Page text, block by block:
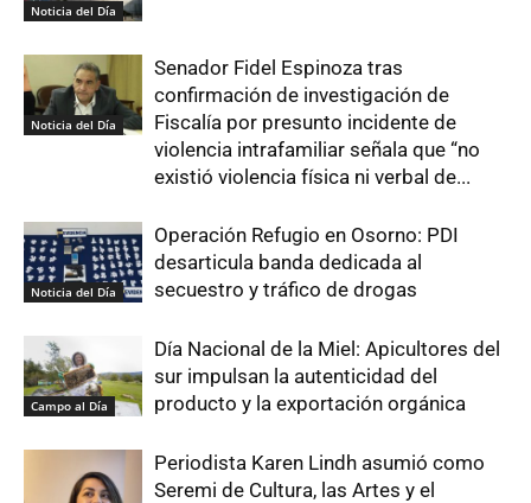
Noticia del Día
Noticia del Día
Senador Fidel Espinoza tras
confirmación de investigación de
Fiscalía por presunto incidente de
violencia intrafamiliar señala que “no
existió violencia física ni verbal de...
Noticia del Día
Operación Refugio en Osorno: PDI
desarticula banda dedicada al
secuestro y tráfico de drogas
Campo al Día
Día Nacional de la Miel: Apicultores del
sur impulsan la autenticidad del
producto y la exportación orgánica
Periodista Karen Lindh asumió como
Seremi de Cultura, las Artes y el